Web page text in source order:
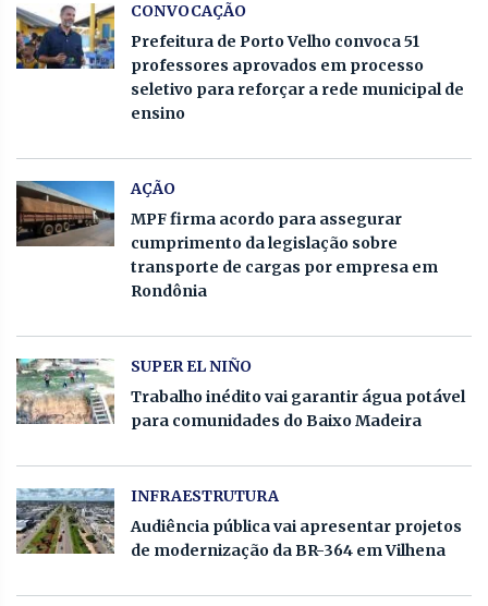
CONVOCAÇÃO
Prefeitura de Porto Velho convoca 51
professores aprovados em processo
seletivo para reforçar a rede municipal de
ensino
AÇÃO
MPF firma acordo para assegurar
cumprimento da legislação sobre
transporte de cargas por empresa em
Rondônia
SUPER EL NIÑO
Trabalho inédito vai garantir água potável
para comunidades do Baixo Madeira
INFRAESTRUTURA
Audiência pública vai apresentar projetos
de modernização da BR-364 em Vilhena